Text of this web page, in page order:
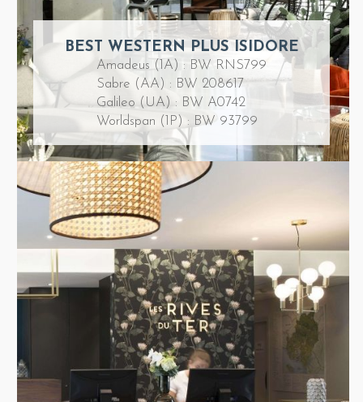
BEST WESTERN PLUS ISIDORE
Amadeus (1A) : BW RNS799
Sabre (AA) : BW 208617
Galileo (UA) : BW A0742
Worldspan (1P) : BW 93799